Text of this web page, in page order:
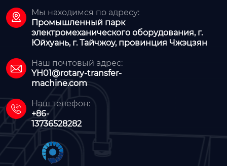

Мы находимся по адресу:
Промышленный парк
электромеханического оборудования, г.
Юйхуань, г. Тайчжоу, провинция Чжэцзян

Наш почтовый адрес:
YH01@rotary-transfer-
machine.com

Наш телефон:
+86-
13736528282